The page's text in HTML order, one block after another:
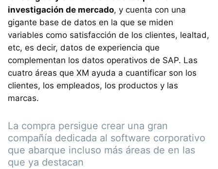
investigación de mercado, y cuenta con una
gigante base de datos en la que se miden
variables como satisfacción de los clientes, lealtad,
etc, es decir, datos de experiencia que
complementan los datos operativos de SAP. Las
cuatro áreas que XM ayuda a cuantificar son los
clientes, los empleados, los productos y las
marcas.
La compra persigue crear una gran
compañía dedicada al software corporativo
que abarque incluso más áreas de en las
que ya destacan